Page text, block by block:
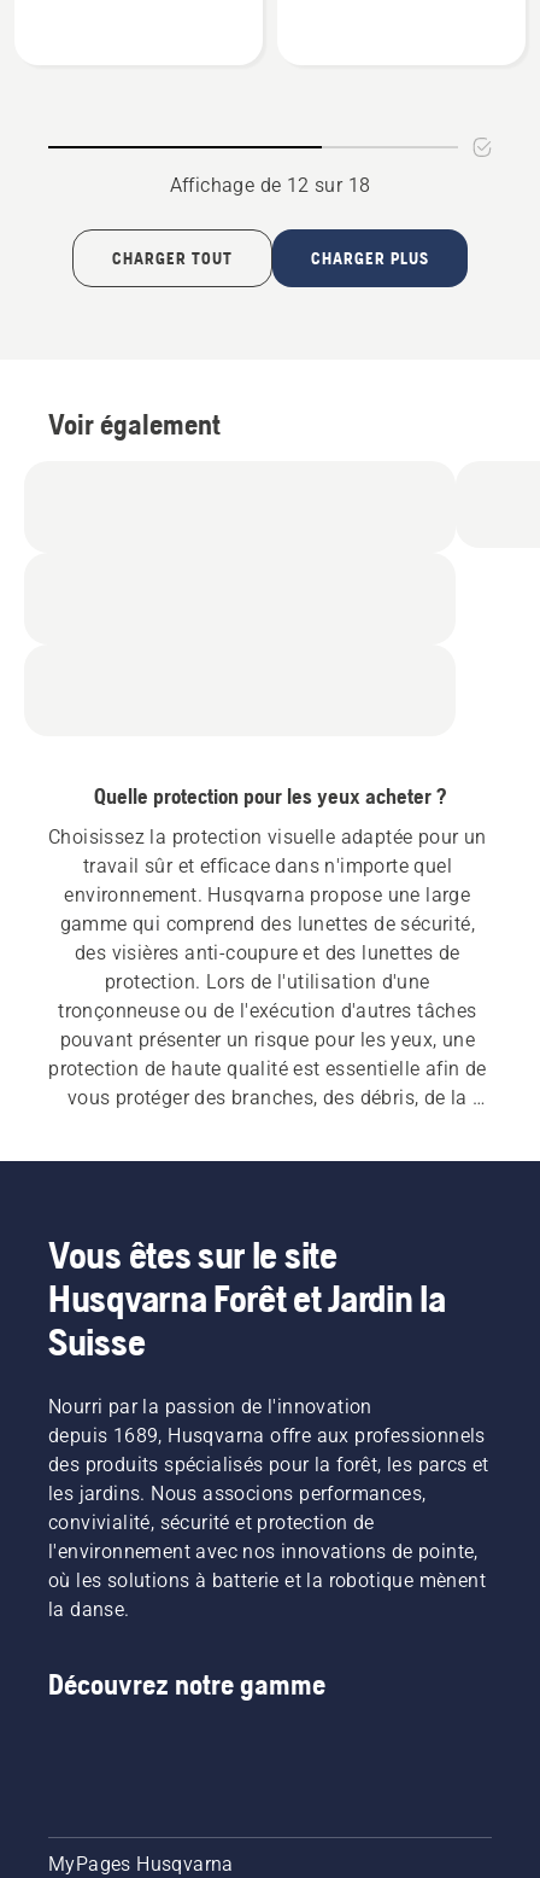
Affichage de 12 sur 18
CHARGER TOUT CHARGER PLUS
Voir également
Quelle protection pour les yeux acheter ?
Choisissez la protection visuelle adaptée pour un
travail sûr et efficace dans n'importe quel
environnement. Husqvarna propose une large
gamme qui comprend des lunettes de sécurité,
des visières anti-coupure et des lunettes de
protection. Lors de l'utilisation d'une
tronçonneuse ou de l'exécution d'autres tâches
pouvant présenter un risque pour les yeux, une
protection de haute qualité est essentielle afin de
vous protéger des branches, des débris, de la
oreilles, des pantalons anti-coupure, des vestes
anti-coupure, des gants anti-coupure, des bottes
anti-coupure et une grande variété d'autres
Vous êtes sur le site
Husqvarna Forêt et Jardin la
Suisse
Nourri par la passion de l'innovation
depuis 1689, Husqvarna offre aux professionnels
des produits spécialisés pour la forêt, les parcs et
les jardins. Nous associons performances,
convivialité, sécurité et protection de
l'environnement avec nos innovations de pointe,
où les solutions à batterie et la robotique mènent
la danse.
Découvrez notre gamme
MyPages Husqvarna